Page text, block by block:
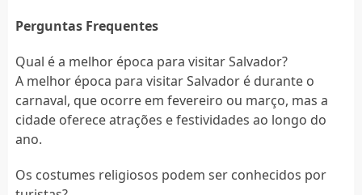
Perguntas Frequentes
Qual é a melhor época para visitar Salvador?
A melhor época para visitar Salvador é durante o
carnaval, que ocorre em fevereiro ou março, mas a
cidade oferece atrações e festividades ao longo do
ano.
Os costumes religiosos podem ser conhecidos por